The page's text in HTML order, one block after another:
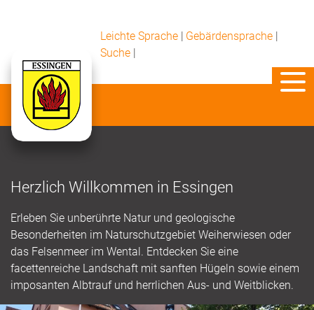
Leichte Sprache | Gebärdensprache |
Suche |
Herzlich Willkommen in Essingen
Erleben Sie unberührte Natur und geologische
Besonderheiten im Naturschutzgebiet Weiherwiesen oder
das Felsenmeer im Wental. Entdecken Sie eine
facettenreiche Landschaft mit sanften Hügeln sowie einem
imposanten Albtrauf und herrlichen Aus- und Weitblicken.